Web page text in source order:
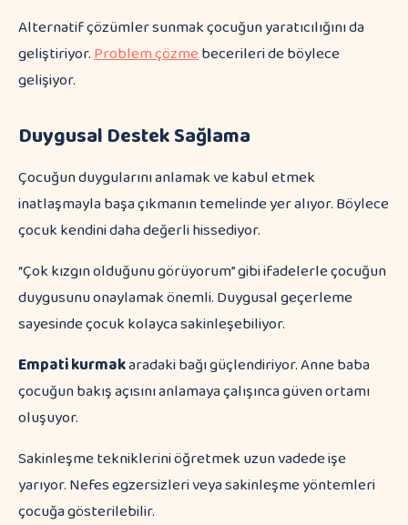
Alternatif çözümler sunmak çocuğun yaratıcılığını da
geliştiriyor.Problem çözmebecerileri de böylece
gelişiyor.
Duygusal Destek Sağlama
Çocuğun duygularını anlamak ve kabul etmek
inatlaşmayla başa çıkmanın temelinde yer alıyor. Böylece
çocuk kendini daha değerli hissediyor.
“Çok kızgın olduğunu görüyorum” gibi ifadelerle çocuğun
duygusunu onaylamak önemli. Duygusal geçerleme
sayesinde çocuk kolayca sakinleşebiliyor.
Empati kurmakaradaki bağı güçlendiriyor. Anne baba
çocuğun bakış açısını anlamaya çalışınca güven ortamı
oluşuyor.
Sakinleşme tekniklerini öğretmek uzun vadede işe
yarıyor. Nefes egzersizleri veya sakinleşme yöntemleri
çocuğa gösterilebilir.